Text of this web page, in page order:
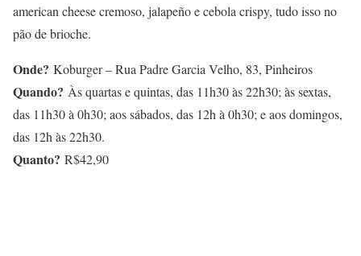
american cheese cremoso, jalapeño e cebola crispy, tudo isso no
pão de brioche.
Onde? Koburger – Rua Padre Garcia Velho, 83, Pinheiros
Quando? Às quartas e quintas, das 11h30 às 22h30; às sextas,
das 11h30 à 0h30; aos sábados, das 12h à 0h30; e aos domingos,
das 12h às 22h30.
Quanto? R$42,90